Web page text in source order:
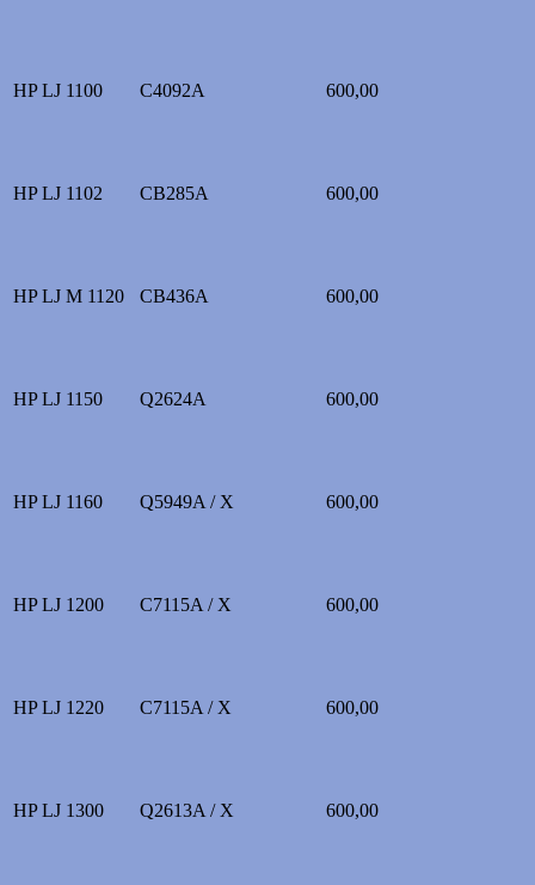
HP LJ 1100 C4092A 600,00
HP LJ 1102 CB285A 600,00
HP LJ M 1120 CB436A 600,00
HP LJ 1150 Q2624A 600,00
HP LJ 1160 Q5949A / X 600,00
HP LJ 1200 C7115A / X 600,00
HP LJ 1220 C7115A / X 600,00
HP LJ 1300 Q2613A / X 600,00